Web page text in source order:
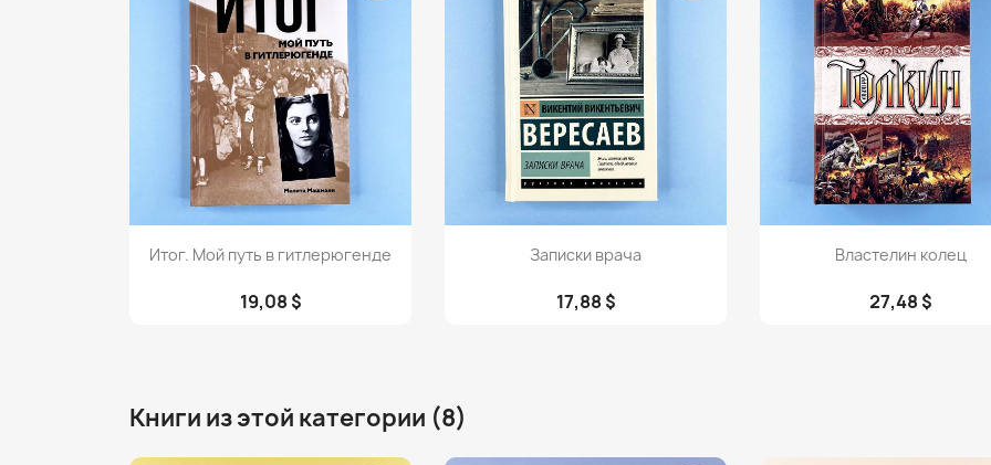
Просмотр
Итог. Мой путь в гитлерюгенде
19,08 $
Просмотр
Записки врача
17,88 $
Просмотр
Властелин колец
27,48 $
Книги из этой категории (8)